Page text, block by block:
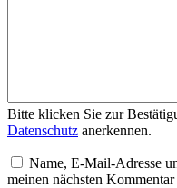
Bitte klicken Sie zur
Datenschutz anerkennen.
Name, E-Mail-Adresse
meinen nächsten Kommentar